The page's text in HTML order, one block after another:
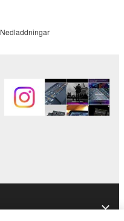
Nedladdningar